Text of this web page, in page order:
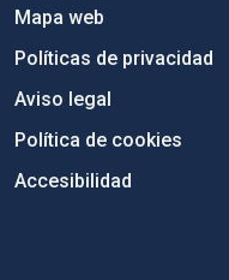
Mapa web
Políticas de privacidad
Aviso legal
Política de cookies
Accesibilidad